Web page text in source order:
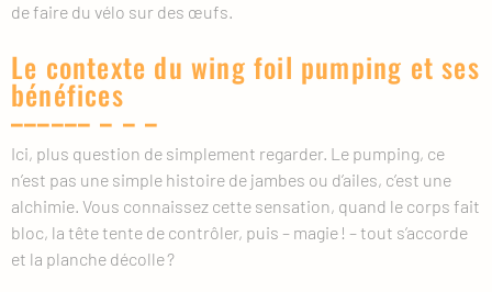
de faire du vélo sur des œufs.
Le contexte du wing foil pumping et ses
bénéfices
Ici, plus question de simplement regarder. Le pumping, ce
n’est pas une simple histoire de jambes ou d’ailes, c’est une
alchimie. Vous connaissez cette sensation, quand le corps fait
bloc, la tête tente de contrôler, puis – magie ! – tout s’accorde
et la planche décolle ?